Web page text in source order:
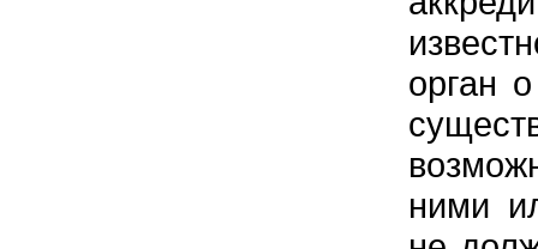
орган
ними